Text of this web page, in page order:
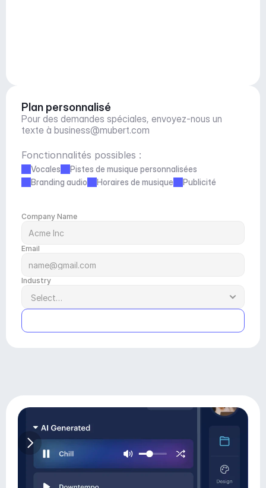
Plan personnalisé
Pour des demandes spéciales, envoyez-nous un
texte à business@mubert.com
Fonctionnalités possibles :
Vocales
Pistes de musique personnalisées
Branding audio
Horaires de musique Publicité
Company Name
Email
Industry